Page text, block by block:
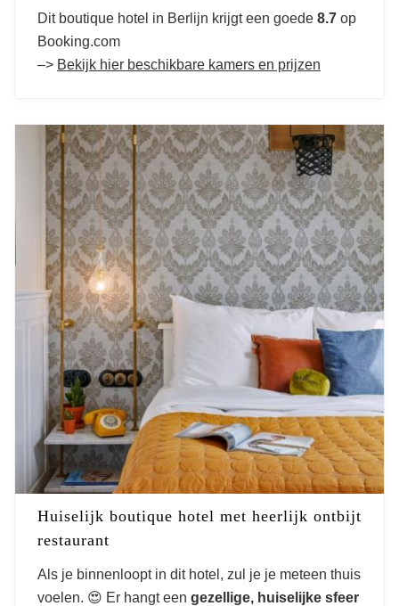
Dit boutique hotel in Berlijn krijgt een goede 8.7 op
Booking.com
–> Bekijk hier beschikbare kamers en prijzen
Huiselijk boutique hotel met heerlijk ontbijt
restaurant
Als je binnenloopt in dit hotel, zul je je meteen thuis
voelen. 😍 Er hangt een gezellige, huiselijke sfeer